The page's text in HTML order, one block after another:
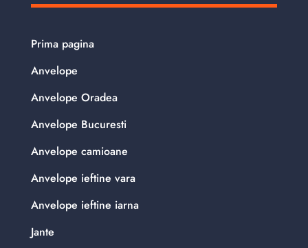
Prima pagina
Anvelope
Anvelope Oradea
Anvelope Bucuresti
Anvelope camioane
Anvelope ieftine vara
Anvelope ieftine iarna
Jante